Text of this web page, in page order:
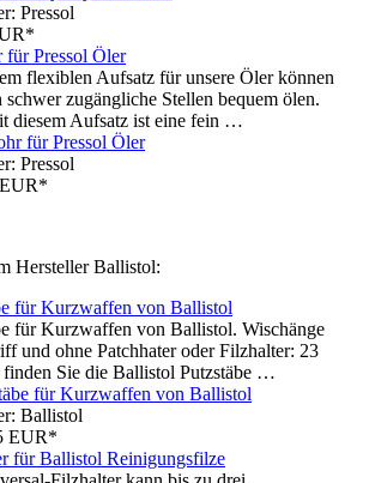
Pressol
für Pressol Öler
flexiblen Aufsatz für unsere Öler können
schwer zugängliche Stellen bequem ölen.
diesem Aufsatz ist eine fein …
Pressol
Hersteller Ballistol:
für Kurzwaffen von Ballistol
für Kurzwaffen von Ballistol. Wischänge
und ohne Patchhater oder Filzhalter: 23
Sie die Ballistol Putzstäbe …
Ballistol
EUR*
für Ballistol Reinigungsfilze